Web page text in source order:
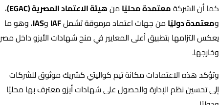
كما أن الشركةمعتمدة محليًا منهيئة الاعتماد المصرية (EGAC)
،
ومعتمدة دوليًا من جهات اعتماد مرموقة تشملIAF وIAS، وهو ما
يعكس التزامها بتطبيق أعلى المعايير في منح شهادات الأيزو داخل مصر
وخارجها.
وتؤكد هذه الاعتمادات مكانة تيم كواليتي كشريك موثوق للشركات
إلى تحسين نظم الإدارة والحصول على شهادات أيزو معترف بها محليًا